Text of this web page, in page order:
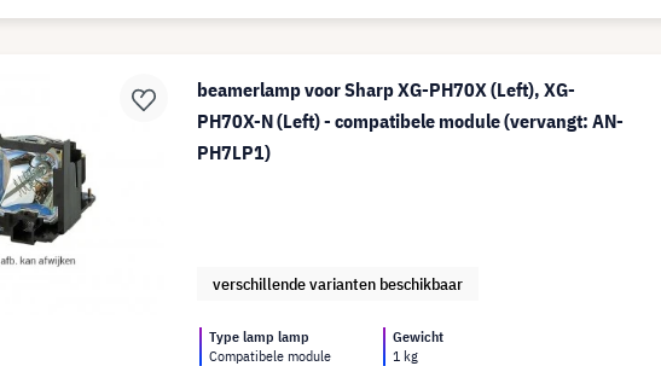
beamerlamp voor Sharp XG-PH70X (Left), XG-
PH70X-N (Left) - compatibele module (vervangt: AN-
PH7LP1)
verschillende varianten beschikbaar
Type lamp lamp
Compatibele module
Gewicht
1 kg